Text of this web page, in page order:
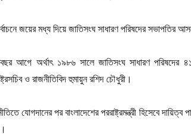
জয়ের মধ্য দিয়ে জাতিসংঘ সাধারণ পরিষদের সভাপতির
আগে অর্থাৎ ১৯৮৬ সালে জাতিসংঘ সাধারণ পরিষদের
ও রাজনীতিবিদ হুমায়ুন রশিদ চৌধুরী।
যোগদানের পর বাংলাদেশের পররাষ্ট্রমন্ত্রী হিসেবে